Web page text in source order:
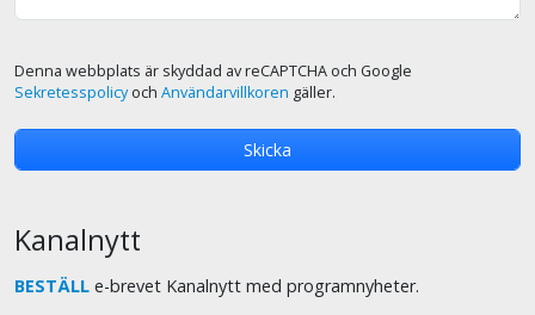
Denna webbplats är skyddad av reCAPTCHA och Google
Sekretesspolicyoch Användarvillkoren gäller.
Kanalnytt
BESTÄLL e-brevet Kanalnytt med programnyheter.